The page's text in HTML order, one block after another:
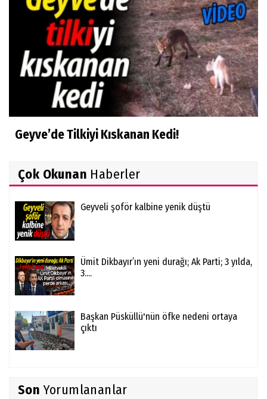
Geyve’de Tilkiyi Kıskanan Kedi!
Çok Okunan Haberler
Geyveli şoför kalbine yenik düştü
Ümit Dikbayır’ın yeni durağı; Ak Parti; 3 yılda,
3....
Başkan Püsküllü'nün öfke nedeni ortaya
çıktı
Son Yorumlananlar